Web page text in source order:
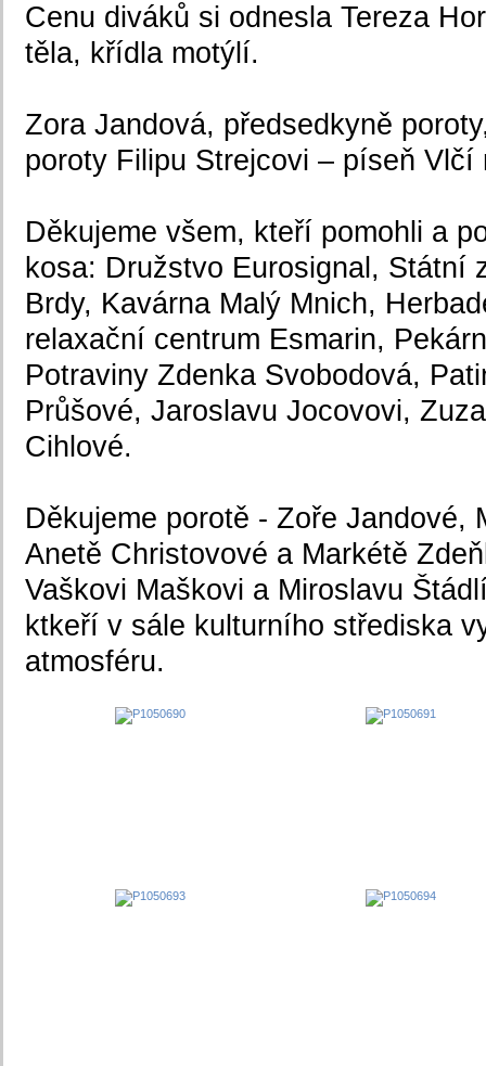
Cenu diváků si odnesla Tereza
těla, křídla motýlí.
Zora Jandová, předsedkyně
poroty Filipu Strejcovi – píseň Vlčí
Děkujeme všem, kteří pomohli a
kosa: Družstvo Eurosignal, Státní
Brdy, Kavárna Malý Mnich,
relaxační centrum Esmarin,
Potraviny Zdenka Svobodová,
Průšové, Jaroslavu Jocovovi,
Cihlové.
Děkujeme porotě - Zoře Jandové,
Anetě Christovové a Markétě
Vaškovi Maškovi a Miroslavu
ktkeří v sále kulturního střediska
atmosféru.